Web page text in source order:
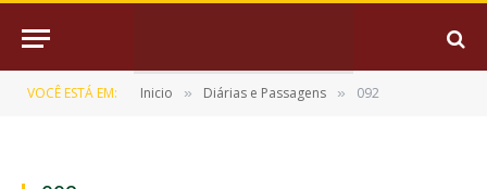
VOCÊ ESTÁ EM: Inicio » Diárias e Passagens » 092